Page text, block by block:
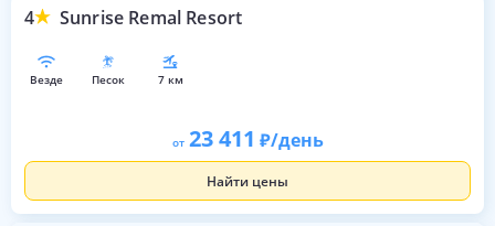
4 Sunrise Remal Resort
везде песок 7 км
от 23 411 /день
Найти цены